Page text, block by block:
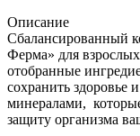
Описание
Сбалансированный
Ферма» для
отобранные
сохранить здоровье
минералами,
защиту организма